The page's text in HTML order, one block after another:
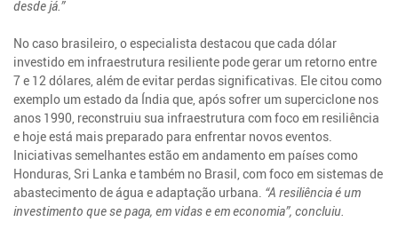
desde já.”
No caso brasileiro, o especialista destacou que cada dólar
investido em infraestrutura resiliente pode gerar um retorno entre
7 e 12 dólares, além de evitar perdas significativas. Ele citou como
exemplo um estado da Índia que, após sofrer um superciclone nos
anos 1990, reconstruiu sua infraestrutura com foco em resiliência
e hoje está mais preparado para enfrentar novos eventos.
Iniciativas semelhantes estão em andamento em países como
Honduras, Sri Lanka e também no Brasil, com foco em sistemas de
abastecimento de água e adaptação urbana. “A resiliência é um
investimento que se paga, em vidas e em economia”, concluiu.